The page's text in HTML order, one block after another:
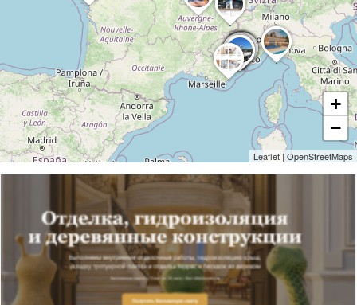
+
−
Leaflet | OpenStreetMaps